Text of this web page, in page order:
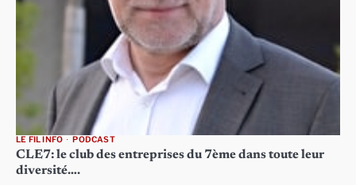
LE FIL INFO PODCAST
CLE7: le club des entreprises du 7ème dans toute leur
diversité….